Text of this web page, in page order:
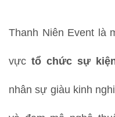
Thanh Niên Event là
vựctổ chức sự
nhân sự giàu kinh